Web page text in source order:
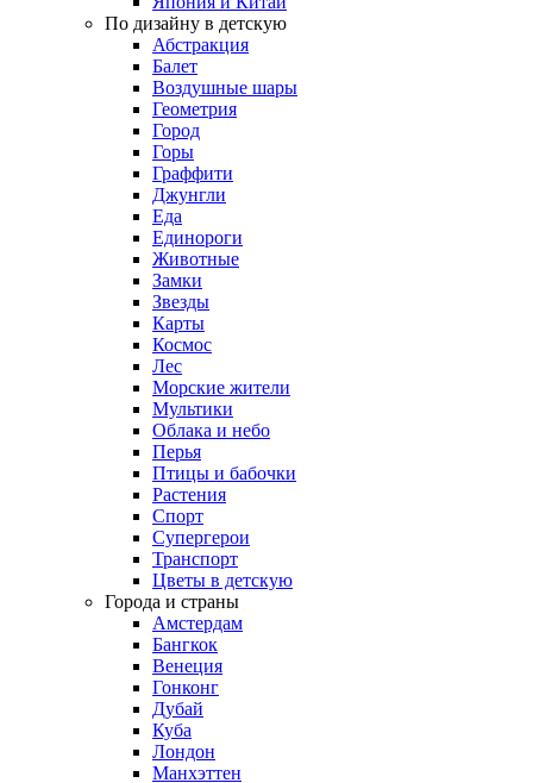
По дизайну в детскую
Абстракция
Балет
Воздушные шары
Геометрия
Город
Горы
Граффити
Джунгли
Еда
Единороги
Животные
Замки
Звезды
Карты
Космос
Лес
Морские жители
Мультики
Облака и небо
Перья
Птицы и бабочки
Растения
Спорт
Супергерои
Транспорт
Цветы в детскую
Города и страны
Амстердам
Бангкок
Венеция
Гонконг
Дубай
Куба
Лондон
Манхэттен